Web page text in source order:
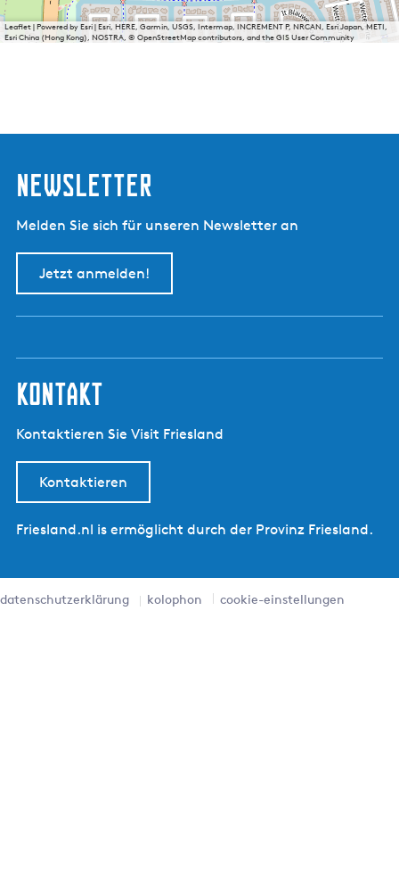
Leaflet|Powered by Esri | Esri, HERE, Garmin, USGS, Intermap, INCREMENT P, NRCAN, Esri Japan, METI,
Esri China (Hong Kong), NOSTRA, © OpenStreetMap contributors, and the GIS User Community
Newsletter
Melden Sie sich für unseren Newsletter an
Jetzt anmelden!
kontakt
Kontaktieren Sie Visit Friesland
Kontaktieren
Friesland.nl is ermöglicht durch der Provinz Friesland.
datenschutzerklärung kolophon cookie-einstellungen